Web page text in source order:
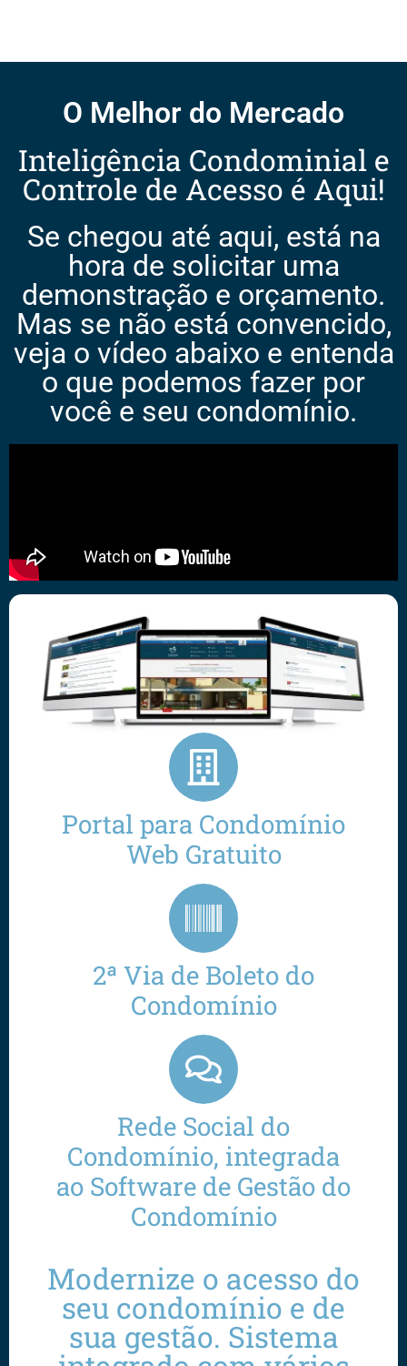
O Melhor do Mercado
Inteligência Condominial e
Controle de Acesso é Aqui!
Se chegou até aqui, está na
hora de solicitar uma
demonstração e orçamento.
Mas se não está convencido,
veja o vídeo abaixo e entenda
o que podemos fazer por
você e seu condomínio.
Portal para Condomínio
Web Gratuito
2ª Via de Boleto do
Condomínio
Rede Social do
Condomínio, integrada
ao Software de Gestão do
Condomínio
Modernize o acesso do
seu condomínio e de
sua gestão. Sistema